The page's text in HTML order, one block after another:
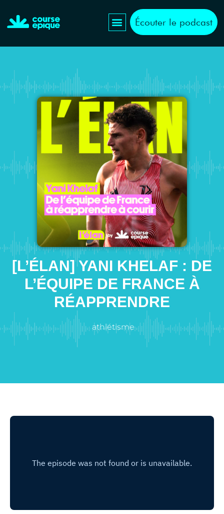
Écouter le podcast
[L’ÉLAN] YANI KHELAF : DE
L’ÉQUIPE DE FRANCE À
RÉAPPRENDRE
athlétisme